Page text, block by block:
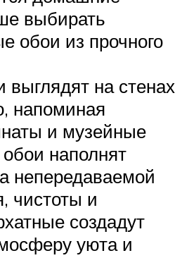
выбирать
обои из прочного
на стенах
напоминая
и музейные
наполнят
непередаваемой
чистоты и
создадут
уюта и